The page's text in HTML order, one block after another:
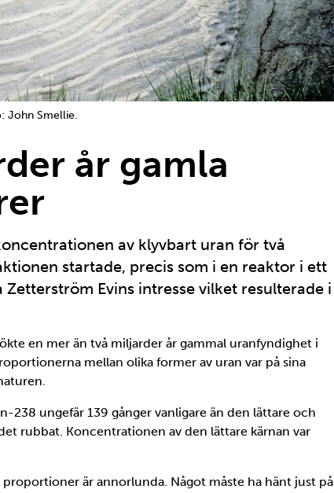
: John Smellie.
år gamla
av klyvbart uran för två
startade, precis som i en reaktor i ett
Evins intresse vilket resulterade i
en mer än två miljarder år gammal uranfyndighet i
mellan olika former av uran var på sina
238 ungefär 139 gånger vanligare än den lättare och
rubbat. Koncentrationen av den lättare kärnan var
är annorlunda. Något måste ha hänt just på